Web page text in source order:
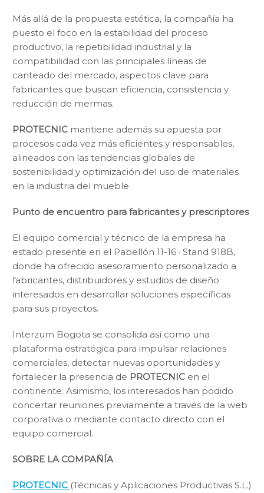
Más allá de la propuesta estética, la compañía ha
puesto el foco en la estabilidad del proceso
productivo, la repetibilidad industrial y la
compatibilidad con las principales líneas de
canteado del mercado, aspectos clave para
fabricantes que buscan eficiencia, consistencia y
reducción de mermas.
PROTECNIC mantiene además su apuesta por
procesos cada vez más eficientes y responsables,
alineados con las tendencias globales de
sostenibilidad y optimización del uso de materiales
en la industria del mueble.
Punto de encuentro para fabricantes y prescriptores
El equipo comercial y técnico de la empresa ha
estado presente en el Pabellón 11-16 · Stand 918B,
donde ha ofrecido asesoramiento personalizado a
fabricantes, distribuidores y estudios de diseño
interesados en desarrollar soluciones específicas
para sus proyectos.
Interzum Bogota se consolida así como una
plataforma estratégica para impulsar relaciones
comerciales, detectar nuevas oportunidades y
fortalecer la presencia de PROTECNIC en el
continente. Asimismo, los interesados han podido
concertar reuniones previamente a través de la web
corporativa o mediante contacto directo con el
equipo comercial.
SOBRE LA COMPAÑÍA
PROTECNIC (Técnicas y Aplicaciones Productivas S.L.)